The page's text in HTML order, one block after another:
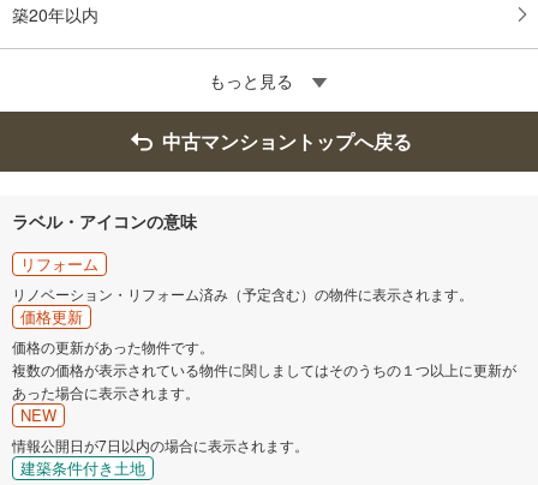
築20年以内
もっと見る
中古マンショントップへ戻る
ラベル・アイコンの意味
リフォーム
リノベーション・リフォーム済み（予定含む）の物件に表示されます。
価格更新
価格の更新があった物件です。
複数の価格が表示されている物件に関しましてはそのうちの１つ以上に更新が
あった場合に表示されます。
NEW
情報公開日が7日以内の場合に表示されます。
建築条件付き土地